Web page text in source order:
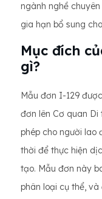
ngành nghề
gia hạn bổ sung
Mục đích
gì?
Mẫu đơn I-129
đơn lên Cơ quan Di
phép cho người lao
thời để thực hiện
tạo. Mẫu đơn này
phân loại cụ thể,